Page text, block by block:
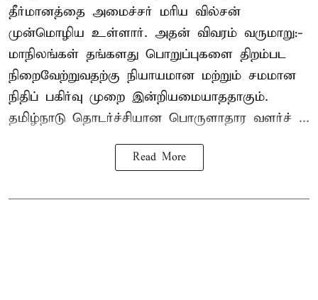
தீர்மானத்தை அமைச்சர் மரிய வில்சன்
முன்மொழிய உள்ளார். அதன் விவரம் வருமாறு:-
மாநிலங்கள் தங்களது பொறுப்புகளை திறம்பட
நிறைவேற்றுவதற்கு நியாயமான மற்றும் சமமான
நிதிப் பகிர்வு முறை இன்றியமையாததாகும்.
தமிழ்நாடு தொடர்ச்சியான பொருளாதார வளர்ச் ...
Read More